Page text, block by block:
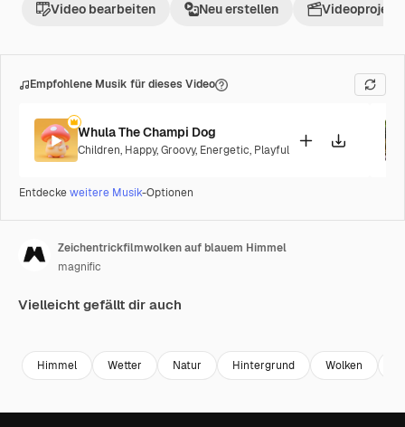
Video bearbeiten Neu erstellen Videoprojekt
Empfohlene Musik für dieses Video
Whula The Champi Dog
Children, Happy,Groovy, Energetic, Playful
Entdeckeweitere Musik-Optionen
Zeichentrickfilmwolken auf blauem Himmel
magnific
Vielleicht gefällt dir auch
Himmel Wetter Natur Hintergrund Wolken